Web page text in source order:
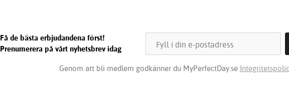
Få de bästa erbjudandena först!
Prenumerera på vårt nyhetsbrev idag
Genom att bli medlem godkänner du MyPerfectDay.se